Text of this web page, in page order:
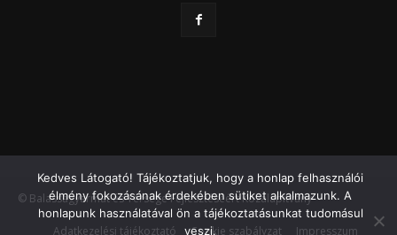
© Balassagyarmat és Térsége Fejlesztéséért Közalapítvány
Adatkezelési tájékoztató Cookie szabályzat Impresszum
Kedves Látogató! Tájékoztatjuk, hogy a honlap felhasználói
élmény fokozásának érdekében sütiket alkalmazunk. A
honlapunk használatával ön a tájékoztatásunkat tudomásul
veszi.